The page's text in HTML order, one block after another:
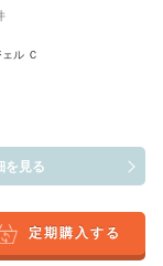
ル Ｃ
を見る
定期購入する